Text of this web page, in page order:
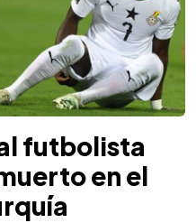
futbolista
en el